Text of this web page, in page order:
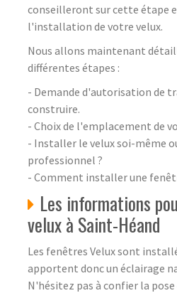
conseilleront sur cette étape
l'installation de votre velux.
Nous allons maintenant
différentes étapes :
- Demande d'autorisation de
construire.
- Choix de l'emplacement de
- Installer le velux soi-même
professionnel ?
- Comment installer une
Les informations
velux à Saint-Héand
Les fenêtres Velux sont
apportent donc un éclairage
N'hésitez pas à confier la